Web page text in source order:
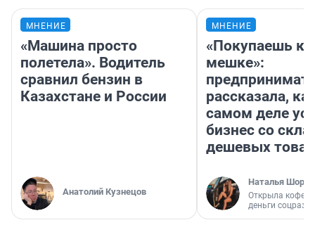
МНЕНИЕ
«Машина просто
полетела». Водитель
сравнил бензин в
Казахстане и России
Анатолий Кузнецов
МНЕНИЕ
«Покупаешь
мешке»:
рассказала,
самом деле
бизнес со
дешевых
Наталья
Открыла
деньги